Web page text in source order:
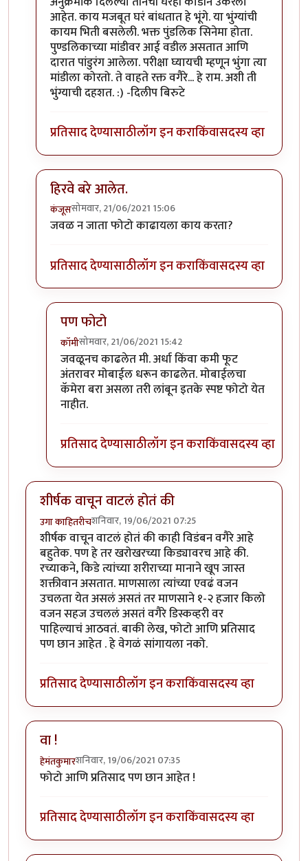
आहेत. काय मजबूत घरं बांधतात हे भूंगे. या भुंग्यांची
कायम भिती बसलेली. भक्त पुंडलिक सिनेमा होता.
पुण्डलिकाच्या मांडीवर आई वडील असतात आणि
दारात पांडुरंग आलेला. परीक्षा घ्यायची म्हणून भुंंगा त्या
मांडीला कोरतो. ते वाहते रक्त वगैरे... हे राम. अशी ती
भुंग्याची दहशत. :) -दिलीप बिरुटे
प्रतिसाद देण्यासाठीलॉग इन कराकिंवासदस्य व्हा
हिरवे बरे आलेत.
कंजूससोमवार, 21/06/2021 15:06
In reply toमाझ्या कॅमेऱ्यातले काही किडे.by
जवळ न जाता फोटो काढायला काय करता?
प्रतिसाद देण्यासाठीलॉग इन कराकिंवासदस्य व्हा
पण फोटो
कॉमीसोमवार, 21/06/2021 15:42
In reply toहिरवे बरे आलेत.byकंजूस
जवळूनच काढलेत मी. अर्धा किंवा कमी फूट
अंतरावर मोबाईल धरून काढलेत. मोबाईलचा
कॅमेरा बरा असला तरी लांबून इतके स्पष्ट फोटो येत
नाहीत.
प्रतिसाद देण्यासाठीलॉग इन कराकिंवासदस्य व्हा
शीर्षक वाचून वाटलं होतं की
उगा काहितरीचशनिवार, 19/06/2021 07:25
शीर्षक वाचून वाटलं होतं की काही विडंबन वगैरे आहे
बहुतेक. पण हे तर खरोखरच्या किड्यावरच आहे की.
रच्याकने, किडे त्यांच्या शरीराच्या मानाने खूप जास्त
शक्तीवान असतात. माणसाला त्यांच्या एवढं वजन
उचलता येत असलं असतं तर माणसाने १-२ हजार किलो
वजन सहज उचललं असतं वगैरे डिस्कव्हरी वर
पाहिल्याचं आठवतं. बाकी लेख, फोटो आणि प्रतिसाद
पण छान आहेत . हे वेगळं सांगायला नको.
प्रतिसाद देण्यासाठीलॉग इन कराकिंवासदस्य व्हा
वा !
हेमंतकुमारशनिवार, 19/06/2021 07:35
फोटो आणि प्रतिसाद पण छान आहेत !
प्रतिसाद देण्यासाठीलॉग इन कराकिंवासदस्य व्हा